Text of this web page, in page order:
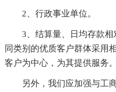
2、行政事业单位。
3、结算量、日均存款相
同类别的优质客户群体采用
客户为中心，为其提供服务。
另外，我们应加强与工商